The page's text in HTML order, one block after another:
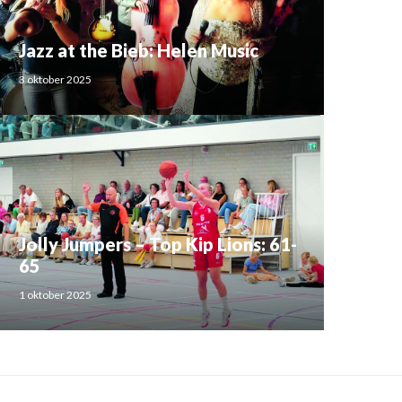
Jazz at the Bieb: Helen Music
3 oktober 2025
Jolly Jumpers – Top Kip Lions: 61-
65
1 oktober 2025